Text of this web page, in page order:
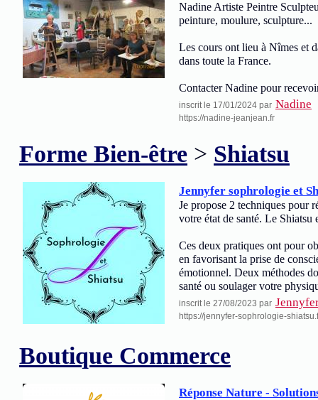
Nadine Artiste Peintre
peinture, moulure, sculpture...
Les cours ont lieu à Nîmes et
dans toute la France.
Contacter Nadine pour
inscrit le 17/01/2024 par Nadine
https://nadine-jeanjean.fr
Forme Bien-être > Shiatsu
Jennyfer sophrologie et
Je propose 2 techniques pour
votre état de santé. Le Shiatsu
Ces deux pratiques ont pour
en favorisant la prise de
émotionnel. Deux méthodes
santé ou soulager votre
inscrit le 27/08/2023 par
https://jennyfer-sophrologie-
Boutique Commerce
Réponse Nature -